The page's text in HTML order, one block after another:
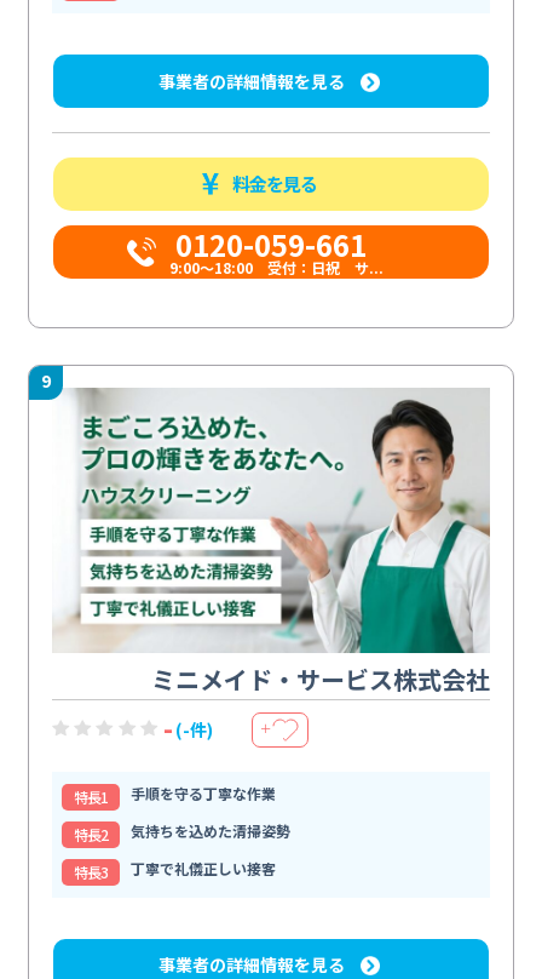
事業者の詳細情報を見る
料金を見る
0120-059-661
9:00〜18:00 受付：日祝 サ...
9
ミニメイド・サービス株式会社
- (-件) ＋
特⻑1
手順を守る丁寧な作業
特⻑2
気持ちを込めた清掃姿勢
特⻑3
丁寧で礼儀正しい接客
事業者の詳細情報を見る